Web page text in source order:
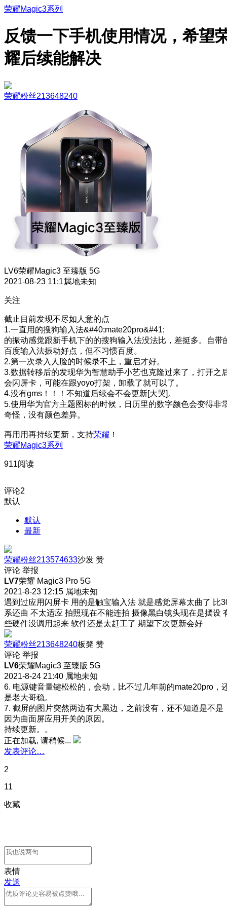
荣耀Magic3系列
反馈一下手机使用情况，希望
耀后续能解决
荣耀粉丝213648240
LV6荣耀Magic3 至臻版 5G
2021-08-23 11:11属地未知
关注
截止目前发现不尽如人意的点
1.一直用的搜狗输入法&#40;mate20pro&#41;
的振动感觉跟新手机下的的搜狗输入法没法比，差挺多。自带
百度输入法振动好点，但不习惯百度。
2.第一次录入人脸的时候录不上，重启才好。
3.数据转移后的发现华为智慧助手小艺也克隆过来了，打开之
会闪屏卡，可能在跟yoyo打架，卸载了就可以了。
4.没有gms！！！不知道后续会不会更新[大哭]。
5.使用华为官方主题图标的时候，日历里的数字颜色会变得非
奇怪，没有颜色差异。
再用用再持续更新，支持荣耀 ！
荣耀Magic3系列
911阅读
评论2
默认
默认
最新
荣耀粉丝213574633沙发 赞
评论 举报
LV7荣耀 Magic3 Pro 5G
2021-8-23 12:15 属地未知
遇到过应用闪屏卡 用的是触宝输入法 就是感觉屏幕太曲了 比
系还曲 不太适应 拍照现在不能连拍 摄像黑白镜头现在是摆设
些硬件没调用起来 软件还是太赶工了 期望下次更新会好
荣耀粉丝213648240板凳 赞
评论 举报
LV6荣耀Magic3 至臻版 5G
2021-8-24 21:40 属地未知
6. 电源键音量键松松的，会动，比不过几年前的mate20pro，
是老大哥稳。
7. 截屏的图片突然两边有大黑边，之前没有，还不知道是不是
因为曲面屏应用开关的原因。
持续更新。。
正在加载, 请稍候...
发表评论…
2
11
收藏
表情
发送